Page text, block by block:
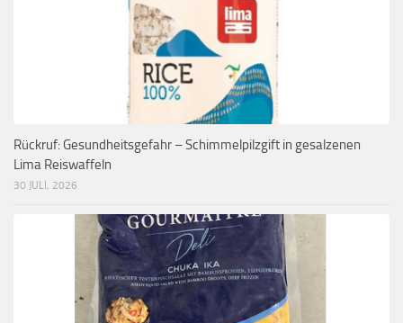
Rückruf: Gesundheitsgefahr – Schimmelpilzgift in gesalzenen
Lima Reiswaffeln
30 JULI, 2026